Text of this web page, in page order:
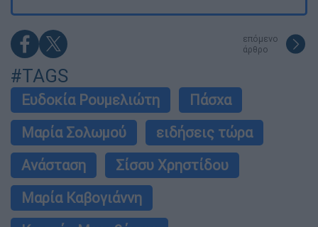
επόμενο
άρθρο
#TAGS
Ευδοκία Ρουμελιώτη
Πάσχα
Μαρία Σολωμού
ειδήσεις τώρα
Ανάσταση
Σίσσυ Χρηστίδου
Μαρία Καβογιάννη